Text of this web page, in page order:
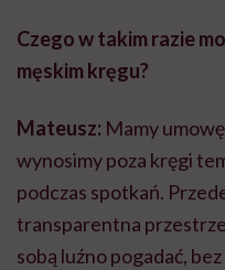
Czego w takim razie
męskim kręgu?
Mateusz: Mamy
wynosimy poza kręgi
podczas spotkań.
transparentna
sobą luźno pogadać,